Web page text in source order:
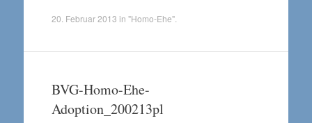
20. Februar 2013 in "Homo-Ehe".
BVG-Homo-Ehe-
Adoption_200213pl